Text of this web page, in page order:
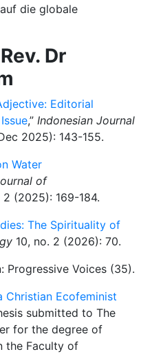
die globale
Rev. Dr
Editorial
,” Indonesian Journal
2025): 143-155.
Water
of
2 (2025): 169-184.
The Spirituality of
10, no. 2 (2026): 70.
Progressive Voices (35).
Christian Ecofeminist
submitted to The
for the degree of
the Faculty of